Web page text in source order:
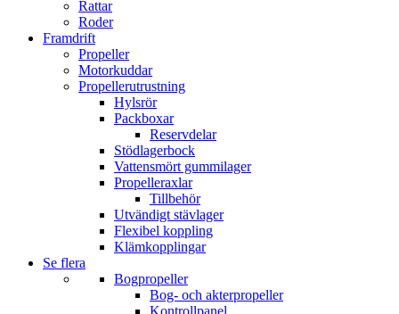
Rattar
Roder
Framdrift
Propeller
Motorkuddar
Propellerutrustning
Hylsrör
Packboxar
Reservdelar
Stödlagerbock
Vattensmört gummilager
Propelleraxlar
Tillbehör
Utvändigt stävlager
Flexibel koppling
Klämkopplingar
Se flera
Bogpropeller
Bog- och akterpropeller
Kontrollpanel